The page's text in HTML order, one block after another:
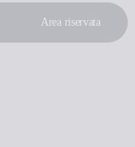
Area riservata